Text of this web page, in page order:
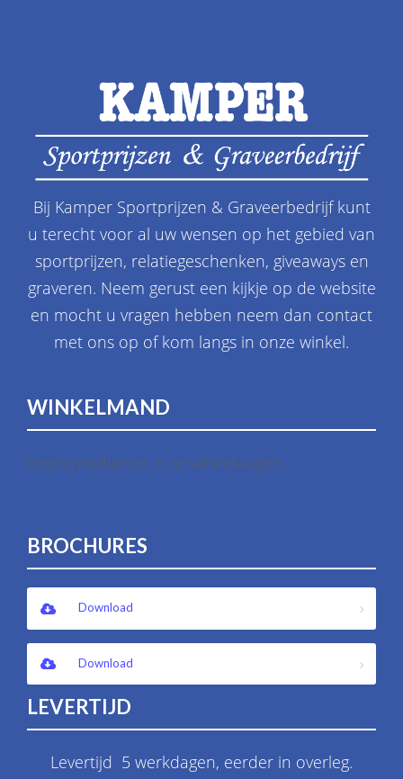
Bij Kamper Sportprijzen & Graveerbedrijf kunt
u terecht voor al uw wensen op het gebied van
sportprijzen, relatiegeschenken, giveaways en
graveren. Neem gerust een kijkje op de website
en mocht u vragen hebben neem dan contact
met ons op of kom langs in onze winkel.
WINKELMAND
Geen producten in je winkelwagen.
BROCHURES
Download
Download
LEVERTIJD
Levertijd 5 werkdagen, eerder in overleg.